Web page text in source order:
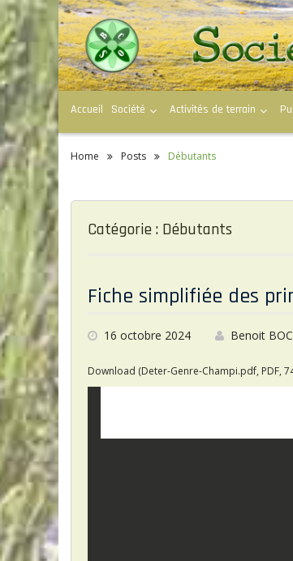
S
k
i
p
t
o
c
t
Accueil Société Activités de terrain
Home Posts Débutants
Catégorie : Débutants
Fiche simplifiée des
16 octobre 2024 Benoit
Download (Deter-Genre-Champi.pdf, PDF,